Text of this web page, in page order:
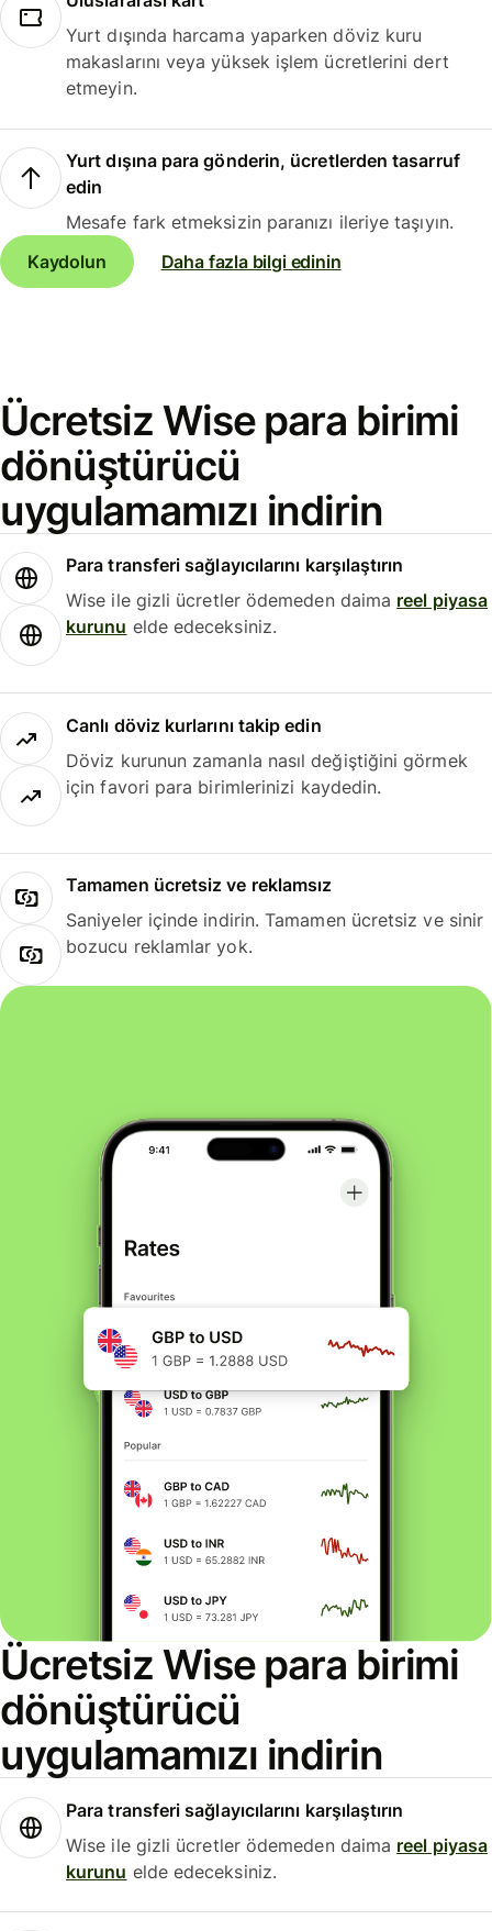
Yurt dışında harcama yaparken döviz kuru
makaslarını veya yüksek işlem ücretlerini dert
etmeyin.
Yurt dışına para gönderin, ücretlerden tasarruf
edin
Mesafe fark etmeksizin paranızı ileriye taşıyın.
Kaydolun
Daha fazla bilgi edinin
Ücretsiz Wise para birimi
dönüştürücü
uygulamamızı indirin
Para transferi sağlayıcılarını karşılaştırın
Wise ile gizli ücretler ödemeden daima reel piyasa
kurunu elde edeceksiniz.
Canlı döviz kurlarını takip edin
Döviz kurunun zamanla nasıl değiştiğini görmek
için favori para birimlerinizi kaydedin.
Tamamen ücretsiz ve reklamsız
Saniyeler içinde indirin. Tamamen ücretsiz ve sinir
bozucu reklamlar yok.
Ücretsiz Wise para birimi
dönüştürücü
uygulamamızı indirin
Para transferi sağlayıcılarını karşılaştırın
Wise ile gizli ücretler ödemeden daima reel piyasa
kurunu elde edeceksiniz.